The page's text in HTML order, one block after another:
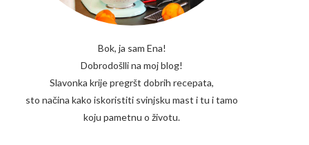
Bok, ja sam Ena!
Dobrodošlli na moj blog!
Slavonka krije pregršt dobrih recepata,
sto načina kako iskoristiti svinjsku mast i tu i tamo
koju pametnu o životu.